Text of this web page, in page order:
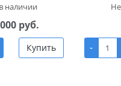
наличии
руб.
Купить
-